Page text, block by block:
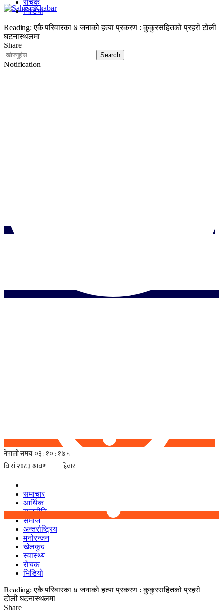
समाचार
आर्थिक
राजनीति
समाज
अन्तर्राष्ट्रिय
मनोरन्जन
खेलकुद
स्वास्थ्य
रोचक
भिडियो
Reading: एकै परिवारका ४ जनाको हत्या प्रकरण : कुकुरसहितको प्रहरी
टोली घटनास्थलमा
Share
रोचक
भिडियो
Reading: एकै परिवारका ४ जनाको हत्या प्रकरण : कुकुरसहितको प्रहरी टोली
घटनास्थलमा
Share
Notification